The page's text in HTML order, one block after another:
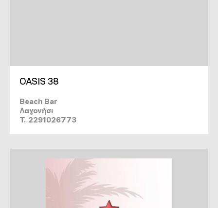
OASIS 38
Beach Bar
Λαγονήσι
T. 2291026773